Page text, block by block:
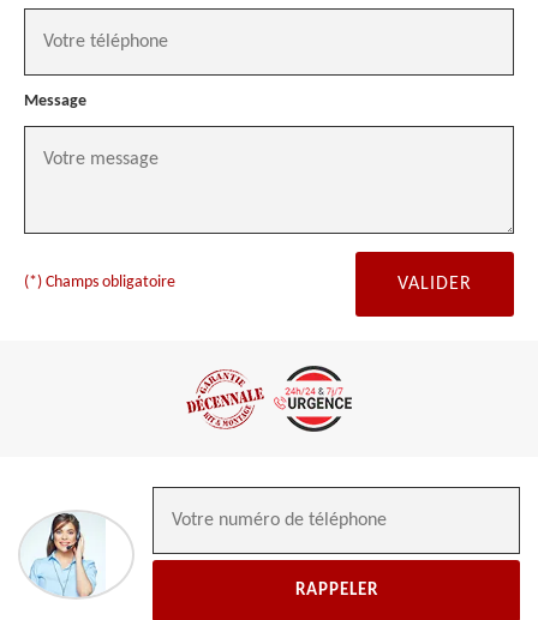
Message
(*) Champs obligatoire